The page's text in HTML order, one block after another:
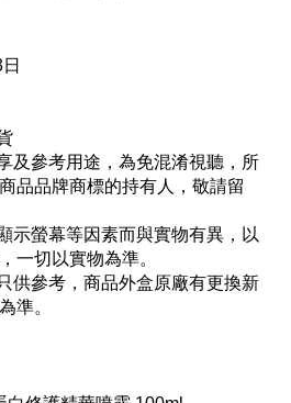
及參考用途，為免混淆視聽，所
品品牌商標的持有人，敬請留
示螢幕等因素而與實物有異，以
一切以實物為準。
供參考，商品外盒原廠有更換新
準。